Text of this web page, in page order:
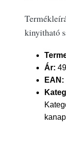
kinyitható
Ár:
EAN: